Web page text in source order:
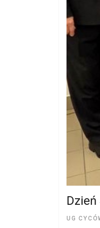
Dzień
UG